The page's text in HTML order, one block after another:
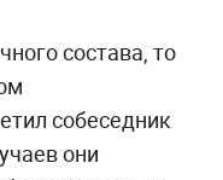
состава, то
собеседник
они